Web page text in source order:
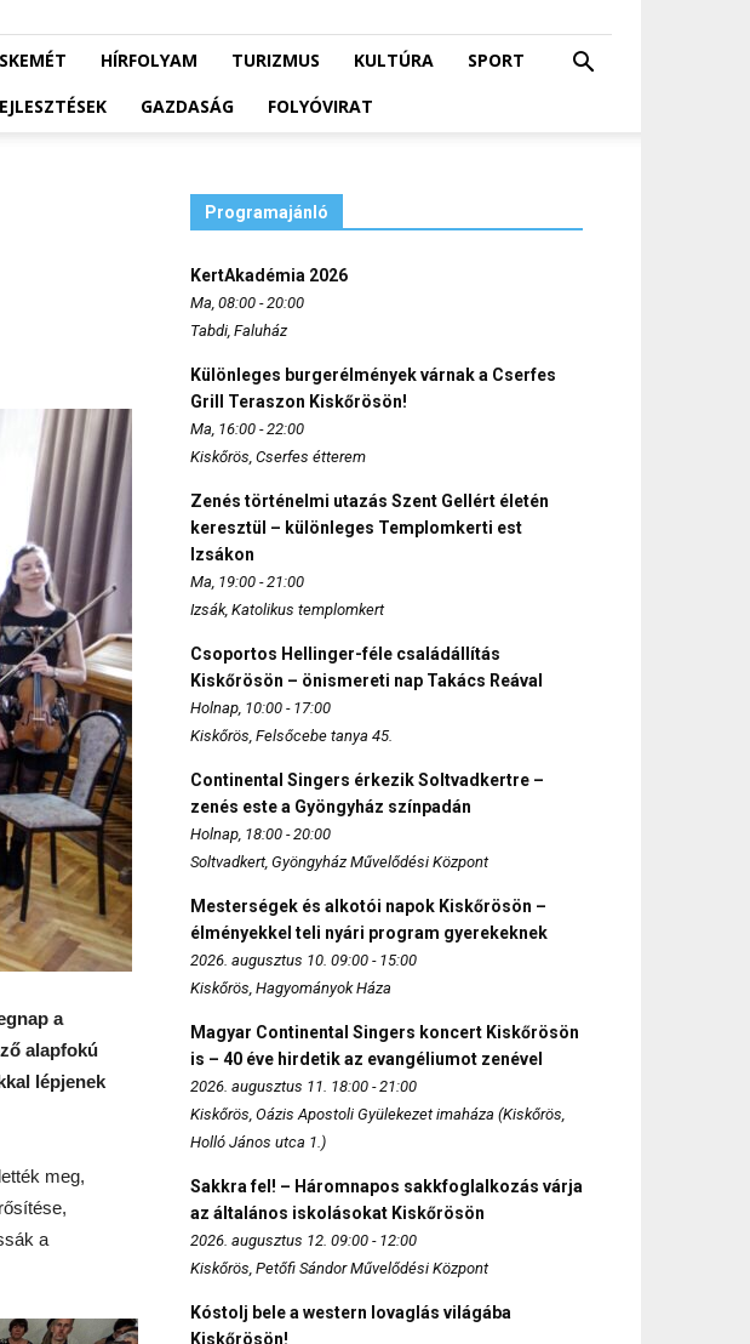
HÍRFOLYAM TURIZMUS KULTÚRA
SPORT
GAZDASÁG FOLYÓVIRAT
a
alapfokú
lépjenek
meg,
a
Programajánló
KertAkadémia 2026
Ma, 08:00 - 20:00
Tabdi, Faluház
Különleges burgerélmények várnak a Cserfes
Grill Teraszon Kiskőrösön!
Ma, 16:00 - 22:00
Kiskőrös, Cserfes étterem
Zenés történelmi utazás Szent Gellért életén
keresztül – különleges Templomkerti est
Izsákon
Ma, 19:00 - 21:00
Izsák, Katolikus templomkert
Csoportos Hellinger-féle családállítás
Kiskőrösön – önismereti nap Takács Reával
Holnap, 10:00 - 17:00
Kiskőrös, Felsőcebe tanya 45.
Continental Singers érkezik Soltvadkertre –
zenés este a Gyöngyház színpadán
Holnap, 18:00 - 20:00
Soltvadkert, Gyöngyház Művelődési Központ
Mesterségek és alkotói napok Kiskőrösön –
élményekkel teli nyári program gyerekeknek
2026. augusztus 10. 09:00 - 15:00
Kiskőrös, Hagyományok Háza
Magyar Continental Singers koncert Kiskőrösön
is – 40 éve hirdetik az evangéliumot zenével
2026. augusztus 11. 18:00 - 21:00
Kiskőrös, Oázis Apostoli Gyülekezet imaháza (Kiskőrös,
Holló János utca 1.)
Sakkra fel! – Háromnapos sakkfoglalkozás várja
az általános iskolásokat Kiskőrösön
2026. augusztus 12. 09:00 - 12:00
Kiskőrös, Petőfi Sándor Művelődési Központ
Kóstolj bele a western lovaglás világába
Kiskőrösön!